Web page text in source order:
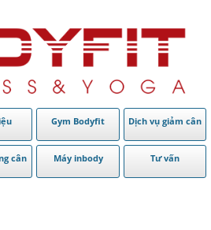
Gym Bodyfit Dịch vụ giảm cân
cân Máy inbody Tư vấn